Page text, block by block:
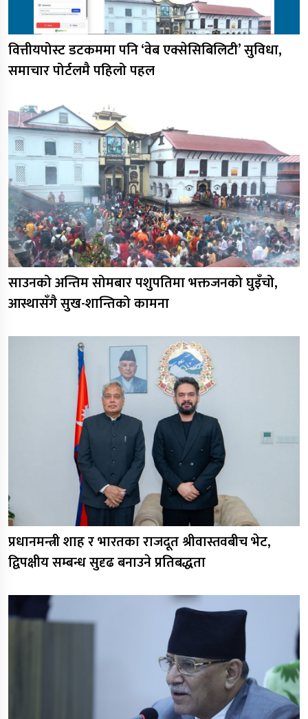
वित्तीयपोस्ट डटकममा पनि ‘वेब एक्सेसिबिलिटी’ सुविधा,
समाचार पोर्टलमै पहिलो पहल
साउनको अन्तिम सोमबार पशुपतिमा भक्तजनको घुइँचो,
आस्थासँगै सुख-शान्तिको कामना
प्रधानमन्त्री शाह र भारतका राजदूत श्रीवास्तवबीच भेट,
द्विपक्षीय सम्बन्ध सुदृढ बनाउने प्रतिबद्धता